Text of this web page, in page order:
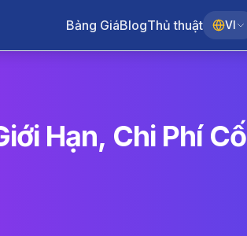
Bảng GiáBlogThủ thuật VI
Hạn, Chi Phí Cố